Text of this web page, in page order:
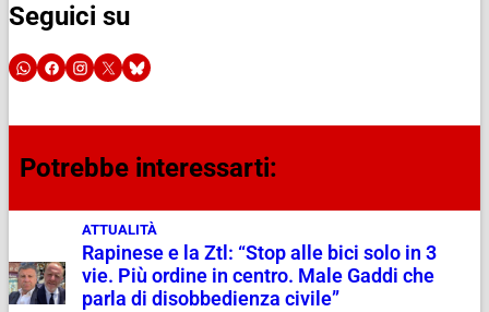
Seguici su
Potrebbe interessarti:
ATTUALITÀ
Rapinese e la Ztl: “Stop alle bici solo in 3
vie. Più ordine in centro. Male Gaddi che
parla di disobbedienza civile”